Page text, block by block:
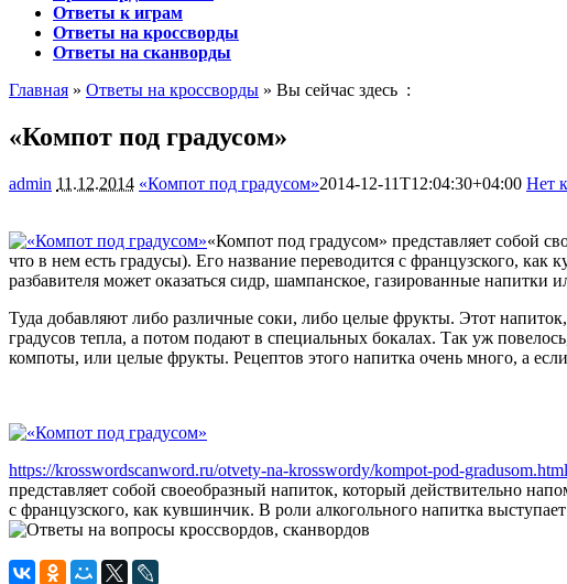
Ответы к играм
Ответы на кроссворды
Ответы на сканворды
Главная » Ответы на кроссворды » Вы сейчас здесь :
«Компот под градусом»
admin 11.12.2014 «Компот под градусом»2014-12-11T12:04:30+04:00 Нет
«Компот под градусом» представляет собой
что в нем есть градусы). Его название переводится с французского,
разбавителя может оказаться сидр, шампанское, газированные напитки
Туда добавляют либо различные соки, либо целые фрукты. Этот
градусов тепла, а потом подают в специальных бокалах. Так уж
компоты, или целые фрукты. Рецептов этого напитка очень много, а
https://krosswordscanword.ru/otvety-na-krosswordy/kompot-pod-gradusom.html
представляет собой своеобразный напиток, который действительно
с французского, как кувшинчик. В роли алкогольного напитка